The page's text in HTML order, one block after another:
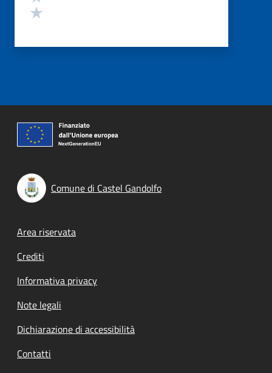
Comune di Castel Gandolfo
Footer menu
Area riservata
Crediti
Informativa privacy
Note legali
Dichiarazione di accessibilità
Contatti